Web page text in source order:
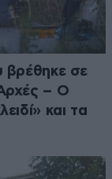
βρέθηκε σε
– Ο
και τα